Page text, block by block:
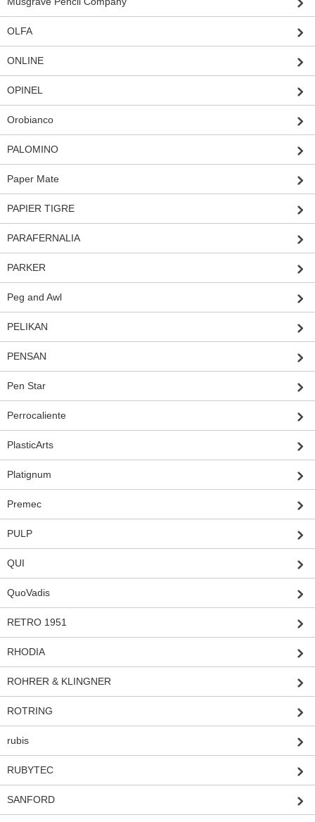
OLFA
ONLINE
OPINEL
Orobianco
PALOMINO
Paper Mate
PAPIER TIGRE
PARAFERNALIA
PARKER
Peg and Awl
PELIKAN
PENSAN
Pen Star
Perrocaliente
PlasticArts
Platignum
Premec
PULP
QUI
QuoVadis
RETRO 1951
RHODIA
ROHRER & KLINGNER
ROTRING
rubis
RUBYTEC
SANFORD